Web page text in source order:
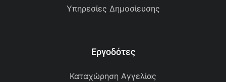
Υπηρεσίες Δημοσίευσης
Εργοδότες
Καταχώρηση Αγγελίας